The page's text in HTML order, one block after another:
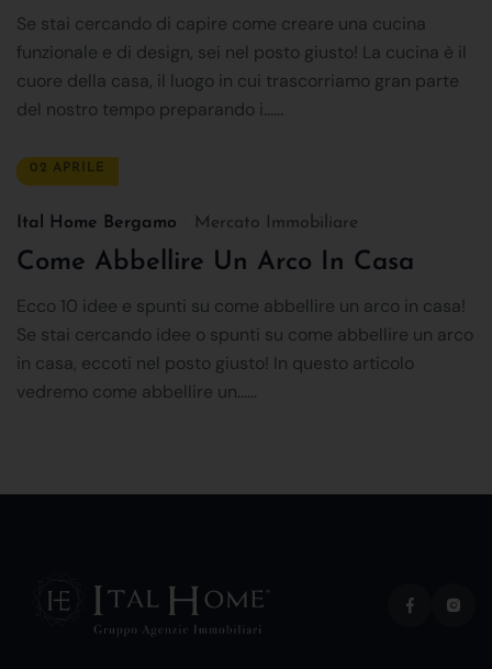
Se stai cercando di capire come creare una cucina
funzionale e di design, sei nel posto giusto! La cucina è il
cuore della casa, il luogo in cui trascorriamo gran parte
del nostro tempo preparando i......
02 APRILE
Ital Home Bergamo Mercato Immobiliare
Come Abbellire Un Arco In Casa
Ecco 10 idee e spunti su come abbellire un arco in casa!
Se stai cercando idee o spunti su come abbellire un arco
in casa, eccoti nel posto giusto! In questo articolo
vedremo come abbellire un......